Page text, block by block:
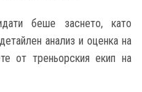
беше заснето, като
анализ и оценка на
от треньорския екип на